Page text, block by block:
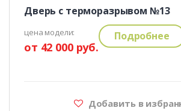
Дверь с терморазрывом №13
цена модели:
от 42 000 руб.
Подробнее
Добавить в